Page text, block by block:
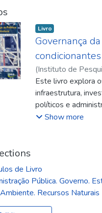
Livro
Governança
(Instituto de
Alexandre de Ávila
Este livro explora
infraestrutura,
políticos e
vulto. Apresenta
implementação de
institucionais
Show more
de Livro
Pública. Governo.
Recursos Naturais